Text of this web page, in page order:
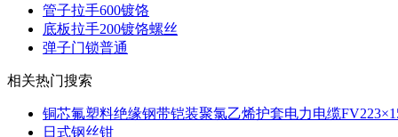
管子拉手600镀饹
底板拉手200镀饹螺丝
弹子门锁普通
相关热门搜索
铜芯氟塑料绝缘钢带铠装聚氯乙烯护套电力电缆
日式钢丝钳